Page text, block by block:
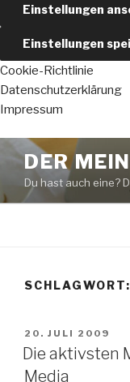
Einstellungen
Einstellungen
Cookie-Richtlinie
Datenschutzerklärung
Impressum
Zum
Inhalt
springen
DER
Du hast auch eine?
SCHLAGWORT:
AM
20. JULI 2009
Die aktivsten
Media